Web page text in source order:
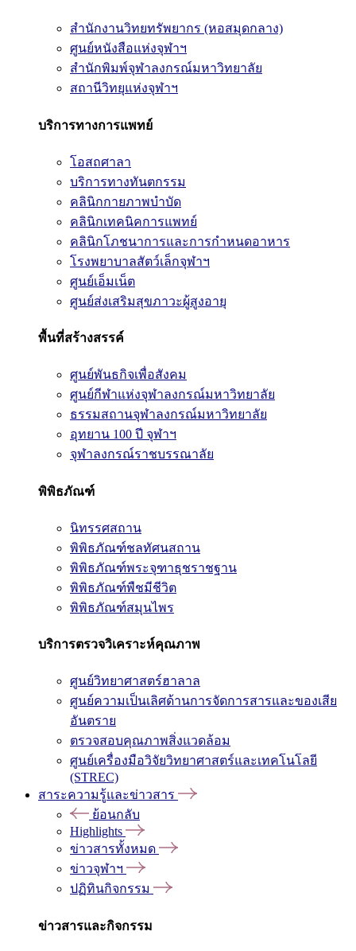
สำนักงานวิทยทรัพยากร (หอสมุดกลาง)
ศูนย์หนังสือแห่งจุฬาฯ
สำนักพิมพ์จุฬาลงกรณ์มหาวิทยาลัย
สถานีวิทยุแห่งจุฬาฯ
บริการทางการแพทย์
โอสถศาลา
บริการทางทันตกรรม
คลินิกกายภาพบำบัด
คลินิกเทคนิคการแพทย์
คลินิกโภชนาการและการกำหนดอาหาร
โรงพยาบาลสัตว์เล็กจุฬาฯ
ศูนย์เอ็มเน็ต
ศูนย์ส่งเสริมสุขภาวะผู้สูงอายุ
พื้นที่สร้างสรรค์
ศูนย์พันธกิจเพื่อสังคม
ศูนย์กีฬาแห่งจุฬาลงกรณ์มหาวิทยาลัย
ธรรมสถานจุฬาลงกรณ์มหาวิทยาลัย
อุทยาน 100 ปี จุฬาฯ
จุฬาลงกรณ์ราชบรรณาลัย
พิพิธภัณฑ์
นิทรรศสถาน
พิพิธภัณฑ์ชลทัศนสถาน
พิพิธภัณฑ์พระจุฑาธุชราชฐาน
พิพิธภัณฑ์พืชมีชีวิต
พิพิธภัณฑ์สมุนไพร
บริการตรวจวิเคราะห์คุณภาพ
ศูนย์วิทยาศาสตร์ฮาลาล
ศูนย์ความเป็นเลิศด้านการจัดการสารและของเสีย
อันตราย
ตรวจสอบคุณภาพสิ่งแวดล้อม
ศูนย์เครื่องมือวิจัยวิทยาศาสตร์และเทคโนโลยี
(STREC)
สาระความรู้และข่าวสาร
ย้อนกลับ
Highlights
ข่าวสารทั้งหมด
ข่าวจุฬาฯ
ปฏิทินกิจกรรม
ข่าวสารและกิจกรรม